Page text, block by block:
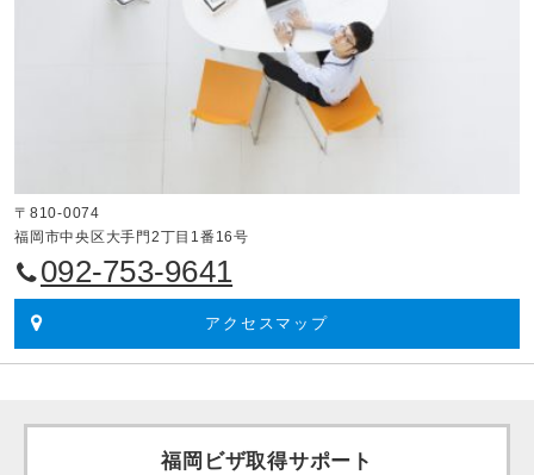
〒810-0074
福岡市中央区大手門2丁目1番16号
092-753-9641
アクセスマップ
福岡ビザ取得サポート